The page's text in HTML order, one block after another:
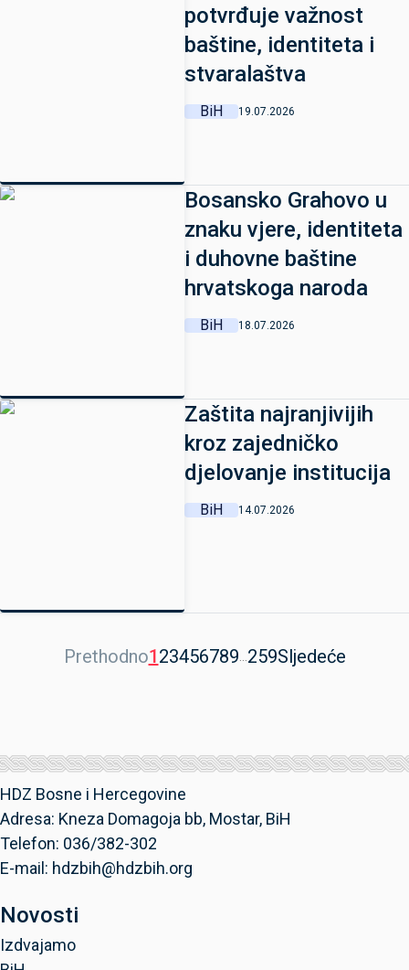
potvrđuje važnost
baštine, identiteta i
stvaralaštva
BiH 19.07.2026
Bosansko Grahovo u
znaku vjere, identiteta
i duhovne baštine
hrvatskoga naroda
BiH 18.07.2026
Zaštita najranjivijih
kroz zajedničko
djelovanje institucija
BiH 14.07.2026
Prethodno123456789 259Sljedeće
HDZ Bosne i Hercegovine
Adresa: Kneza Domagoja bb, Mostar, BiH
Telefon: 036/382-302
E-mail: hdzbih@hdzbih.org
Novosti
Izdvajamo